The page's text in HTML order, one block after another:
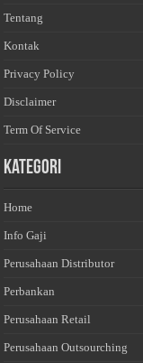
Tentang
Kontak
Privacy Policy
Disclaimer
Term Of Service
Kategori
Home
Info Gaji
Perusahaan Distributor
Perbankan
Perusahaan Retail
Perusahaan Outsourching